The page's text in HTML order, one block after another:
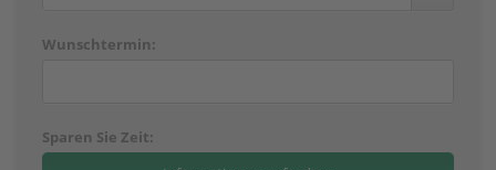
Wunschtermin:
Sparen Sie Zeit: